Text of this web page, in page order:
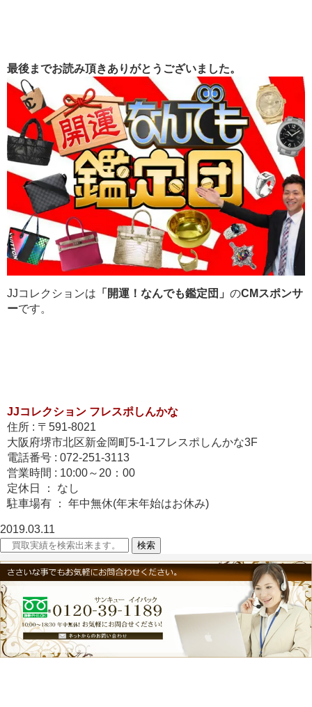
最後までお読み頂きありがとうございました。
JJコレクションは 「開運！なんでも鑑定団」 のCMスポンサ
ーです。
JJコレクション フレスポしんかな
住所 : 〒591-8021
大阪府堺市北区新金岡町5-1-1フレスポしんかな3F
電話番号 : 072-251-3113
営業時間 : 10:00～20：00
定休日 ： なし
駐車場有 ： 年中無休(年末年始はお休み)
2019.03.11